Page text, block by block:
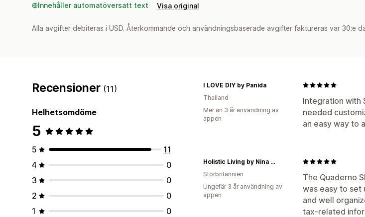
Innehåller automatöversatt text Visa original
Alla avgifter debiteras i USD. Återkommande och användningsbaserade avgifter faktureras var 30:e
Recensioner (11)
Helhetsomdöme
5
5
11
4
0
3
0
2
0
1
0
Integration with
needed
an easy way to
I LOVE DIY by Panida
Thailand
Mer än 3 år användning av
appen
The Quaderno
was easy to set
and well
tax-related
Holistic Living by Nina Beste
Storbritannien
Ungefär 3 år användning av
appen